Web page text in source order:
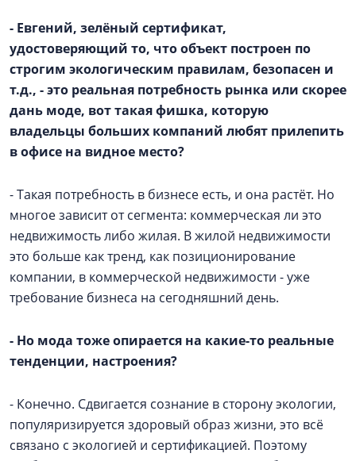
- Евгений, зелёный сертификат,
удостоверяющий то, что объект построен по
строгим экологическим правилам, безопасен и
т.д., - это реальная потребность рынка или скорее
дань моде, вот такая фишка, которую
владельцы больших компаний любят прилепить
в офисе на видное место?
- Такая потребность в бизнесе есть, и она растёт. Но
многое зависит от сегмента: коммерческая ли это
недвижимость либо жилая. В жилой недвижимости
это больше как тренд, как позиционирование
компании, в коммерческой недвижимости - уже
требование бизнеса на сегодняшний день.
- Но мода тоже опирается на какие-то реальные
тенденции, настроения?
- Конечно. Сдвигается сознание в сторону экологии,
популяризируется здоровый образ жизни, это всё
связано с экологией и сертификацией. Поэтому